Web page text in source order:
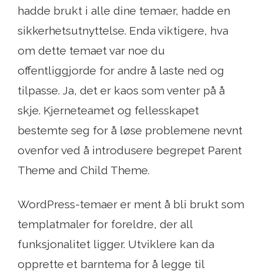
hadde brukt i alle dine temaer, hadde en
sikkerhetsutnyttelse. Enda viktigere, hva
om dette temaet var noe du
offentliggjorde for andre å laste ned og
tilpasse. Ja, det er kaos som venter på å
skje. Kjerneteamet og fellesskapet
bestemte seg for å løse problemene nevnt
ovenfor ved å introdusere begrepet Parent
Theme and Child Theme.
WordPress-temaer er ment å bli brukt som
templatmaler for foreldre, der all
funksjonalitet ligger. Utviklere kan da
opprette et barntema for å legge til